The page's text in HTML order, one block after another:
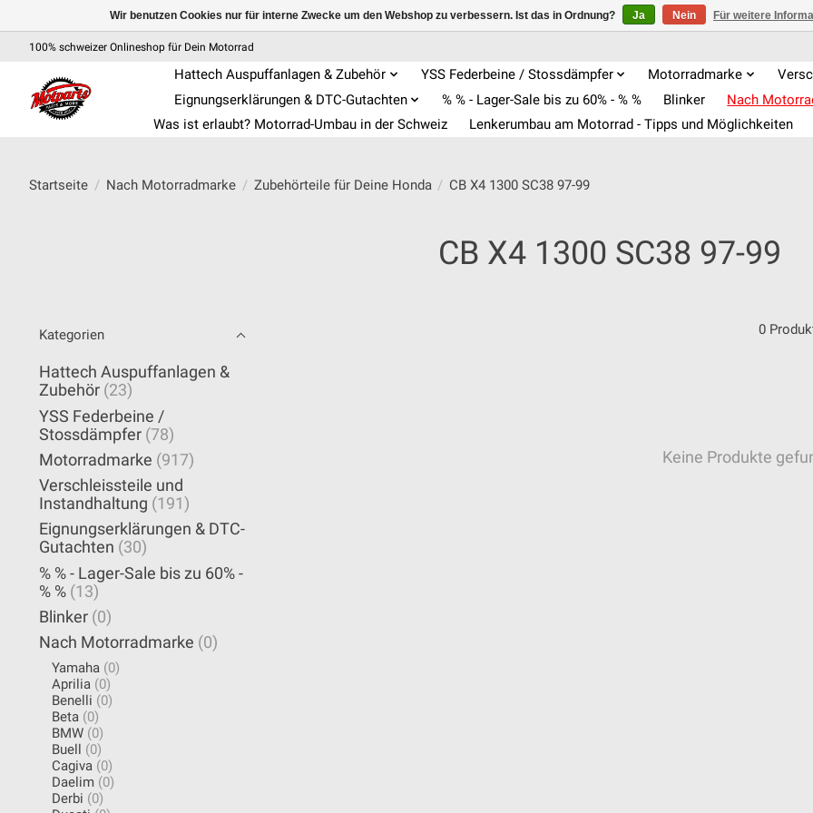
100% schweizer Onlineshop für Dein Motorrad
Hattech Auspuffanlagen & Zubehör YSS Federbeine / Stossdämpfer Motorradmarke
Eignungserklärungen & DTC-Gutachten
% % - Lager-Sale bis zu 60% - % % Blinker Nach
Was ist erlaubt? Motorrad-Umbau in der Schweiz
Lenkerumbau am Motorrad - Tipps und Möglichkeiten
Startseite / Nach Motorradmarke / Zubehörteile für Deine Honda / CB X4 1300 SC38 97-99
CB X4 1300 SC38 97-99
Kategorien
Hattech Auspuffanlagen &
Zubehör (23)
YSS Federbeine /
Stossdämpfer (78)
Motorradmarke (917)
Verschleissteile und
Instandhaltung (191)
Eignungserklärungen & DTC-
Gutachten (30)
% % - Lager-Sale bis zu 60% -
% % (13)
Blinker (0)
Nach Motorradmarke (0)
Yamaha (0)
Aprilia (0)
Benelli (0)
Beta (0)
BMW (0)
Buell
(0)
Cagiva (0)
Daelim (0)
Derbi (0)
0
Keine Produkte
Wir benutzen Cookies nur für interne Zwecke um den Webshop zu verbessern. Ist das in Ordnung? Ja Nein Für weitere